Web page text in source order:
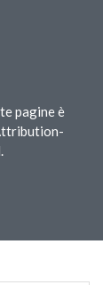
pagine è